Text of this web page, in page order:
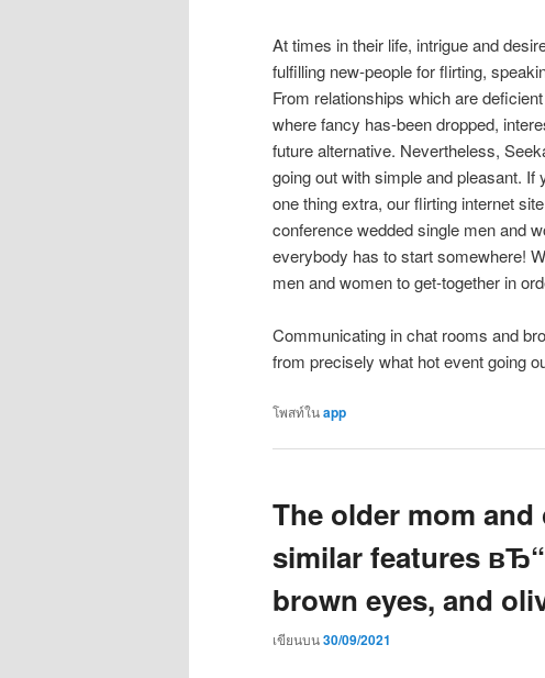
At times in their life, intrigue and
fulfilling new-people for flirting,
From relationships which are
where fancy has-been dropped,
future alternative. Nevertheless,
going out with simple and pleasant. If
one thing extra, our flirting internet
conference wedded single men and
everybody has to start somewhere!
men and women to get-together in
Communicating in chat rooms and
from precisely what hot event going
โพสท์ในapp
The older mom
similar features
brown eyes, and
เขียนบน30/09/2021